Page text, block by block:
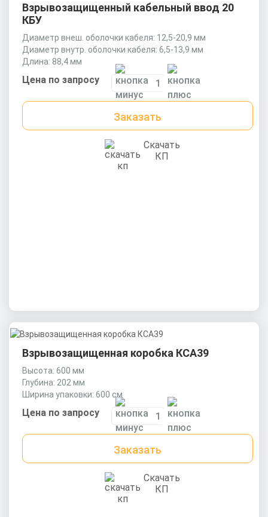
Взрывозащищенный кабельный ввод 20
КБУ
Диаметр внеш. оболочки кабеля: 12,5-20,9 мм
Диаметр внутр. оболочки кабеля: 6,5-13,9 мм
Длина: 88,4 мм
Цена по запросу
Заказать
Скачать
КП
Взрывозащищенная коробка КСА39
Высота: 600 мм
Глубина: 202 мм
Ширина упаковки: 600 см
Цена по запросу
Заказать
Скачать
КП